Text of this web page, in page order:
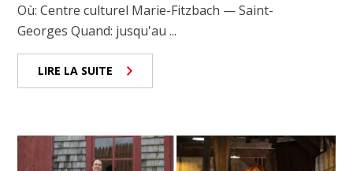
Où: Centre culturel Marie-Fitzbach — Saint-
Georges Quand: jusqu'au ...
LIRE LA SUITE